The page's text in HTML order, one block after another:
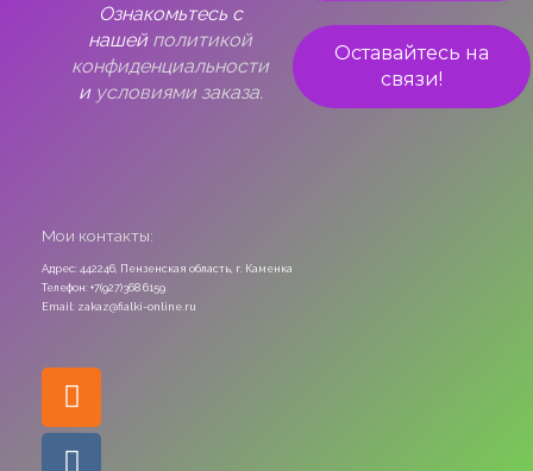
Ознакомьтесь с
нашей политикой
конфиденциальности
и условиями заказа.
Мои контакты:
Адрес: 442246, Пензенская область, г. Каменка
Телефон: +7(927)368 6159
Email: zakaz@fialki-online.ru
Odnoklassniki
Vk
Instagram
Viber
Whatsapp